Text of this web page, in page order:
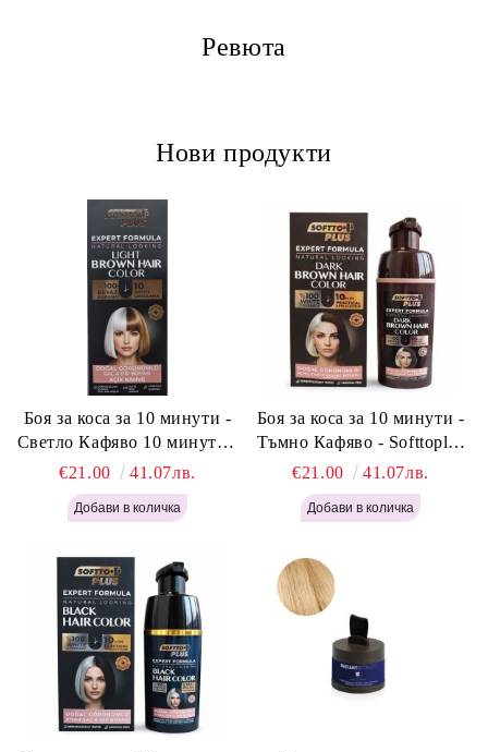
Ревюта
Нови продукти
Боя за коса за 10 минути -
Светло Кафяво 10 минути -
Softtoplus Expert Woman
Light Brown 400мл
€21.00 41.07лв.
Боя за коса за 10 минути -
Тъмно Кафяво - Softtoplus
Expert Woman Dark Brown
400 мл
€21.00 41.07лв.